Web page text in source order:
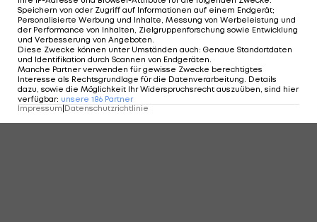
Speichern von oder Zugriff auf Informationen auf einem Endgerät;
Personalisierte Werbung und Inhalte, Messung von Werbeleistung und
der Performance von Inhalten, Zielgruppenforschung sowie Entwicklung
und Verbesserung von Angeboten.
Diese Zwecke können unter Umständen auch: Genaue Standortdaten
und Identifikation durch Scannen von Endgeräten.
Manche Partner verwenden für gewisse Zwecke berechtigtes
Interesse als Rechtsgrundlage für die Datenverarbeitung. Details
dazu, sowie die Möglichkeit Ihr Widerspruchsrecht auszuüben, sind hier
verfügbar: unsere 186 Partner
Impressum Datenschutzrichtlinie